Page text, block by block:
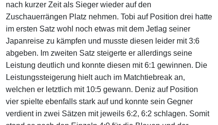
nach kurzer Zeit als Sieger wieder auf den
Zuschauerrängen Platz nehmen. Tobi auf Position drei hatte
im ersten Satz wohl noch etwas mit dem Jetlag seiner
Japanreise zu kämpfen und musste diesen leider mit 3:6
abgeben. Im zweiten Satz steigerte er allerdings seine
Leistung deutlich und konnte diesen mit 6:1 gewinnen. Die
Leistungssteigerung hielt auch im Matchtiebreak an,
welchen er letztlich mit 10:5 gewann. Deniz auf Position
vier spielte ebenfalls stark auf und konnte sein Gegner
verdient in zwei Sätzen mit jeweils 6:2, 6:2 schlagen. Somit